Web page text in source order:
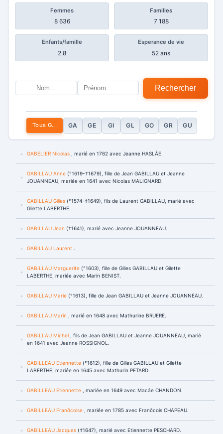
Femmes
8 636
Familles
7 188
Enfants/famille
2.8
Esperance de vie
52 ans
Rechercher
Tous G... GA GE GI GL GO GR GU
GABELIER Nicolas , marié en 1762 avec Jeanne HASLÂE.
GABILLAU Anne (°1619-†1679), fille de Jean GABILLAU et Jeanne
JOUANNEAU, mariée en 1641 avec Nicolas MALIGNARD.
GABILLAU Gilles (°1574-†1649), fils de Laurent GABILLAU, marié avec
Gilette LABERTHE.
GABILLAU Jean (†1641), marié avec Jeanne JOUANNEAU.
GABILLAU Laurent.
GABILLAU Marguerite (°1603), fille de Gilles GABILLAU et Gilette
LABERTHE, mariée avec Marin BENIST.
GABILLAU Marie (°1613), fille de Jean GABILLAU et Jeanne JOUANNEAU.
GABILLAU Marin , marié en 1648 avec Mathurine BRUERE.
GABILLAU Michel , fils de Jean GABILLAU et Jeanne JOUANNEAU, marié
en 1641 avec Jeanne ROSSIGNOL.
GABILLEAU Etiennette (°1612), fille de Gilles GABILLAU et Gilette
LABERTHE, mariée en 1645 avec Mathurin PETARD.
GABILLEAU Etiennette , mariée en 1649 avec Macâe CHANDON.
GABILLEAU Franðcoise , mariée en 1785 avec Franðcois CHAPEAU.
GABILLEAU Jacques (†1647), marié avec Etiennette PESCHARD.